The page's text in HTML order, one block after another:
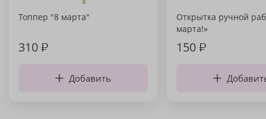
Топпер "8 марта"
310₽
Добавить
Открытка ручной
марта!»
150₽